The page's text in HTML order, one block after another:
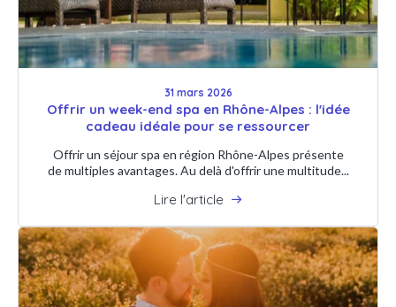
31 mars 2026
Offrir un week-end spa en Rhône-Alpes : l'idée
cadeau idéale pour se ressourcer
Offrir un séjour spa en région Rhône-Alpes présente
de multiples avantages. Au delà d'offrir une multitude...
Lire l'article